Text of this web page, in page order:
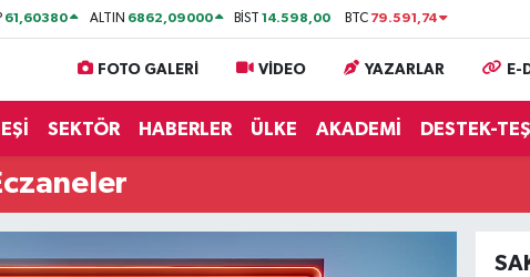
61,60380 ALTIN 6862,09000 BİST14.598,00 BTC 79.591,74
FOTO GALERİ VİDEO YAZARLAR E-
SEKTÖR HABERLER ÜLKE AKADEMİ DESTEK-